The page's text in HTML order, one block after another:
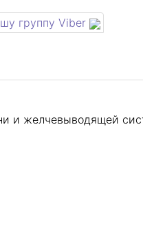
группу Viber
и желчевыводящей